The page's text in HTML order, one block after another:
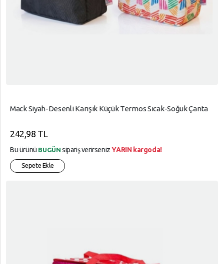
Mack Siyah-Desenli Karışık Küçük Termos Sıcak-Soğuk Çanta
242,98 TL
Bu ürünü BUGÜN sipariş verirsenizYARIN kargoda!
Sepete Ekle